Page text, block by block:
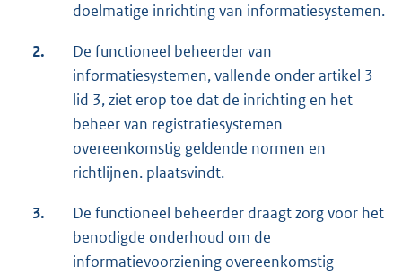
doelmatige inrichting van informatiesystemen.
2.
De functioneel beheerder van
informatiesystemen, vallende onder artikel 3
lid 3, ziet erop toe dat de inrichting en het
beheer van registratiesystemen
overeenkomstig geldende normen en
richtlijnen. plaatsvindt.
3.
De functioneel beheerder draagt zorg voor het
benodigde onderhoud om de
informatievoorziening overeenkomstig